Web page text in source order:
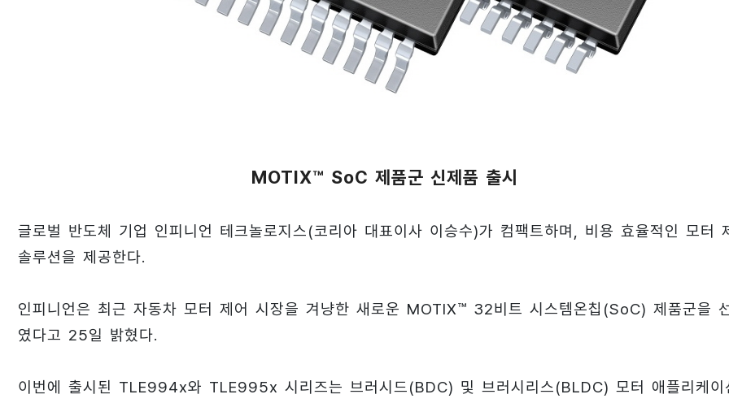
MOTIX™ SoC 제품군 신제품 출시
글로벌 반도체 기업 인피니언 테크놀로지스(코리아 대표이사 이승수)가 컴팩트하며, 비용 효율적인 모터
솔루션을 제공한다.
인피니언은 최근 자동차 모터 제어 시장을 겨냥한 새로운 MOTIX™ 32비트 시스템온칩(SoC) 제품군을
였다고 25일 밝혔다.
이번에 출시된 TLE994x와 TLE995x 시리즈는 브러시드(BDC) 및 브러시리스(BLDC) 모터 애플리케이